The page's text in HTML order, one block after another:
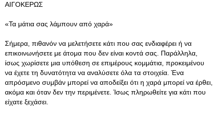
ΑΙΓΟΚΕΡΩΣ
«Τα μάτια σας λάμπουν από χαρά»
Σήμερα, πιθανόν να μελετήσετε κάτι που σας ενδιαφέρει ή να
επικοινωνήσετε με άτομα που δεν είναι κοντά σας. Παράλληλα,
ίσως χωρίσετε μια υπόθεση σε επιμέρους κομμάτια, προκειμένου
να έχετε τη δυνατότητα να αναλύσετε όλα τα στοιχεία. Ένα
απρόσμενο συμβάν μπορεί να αποδείξει ότι η χαρά μπορεί να έρθει,
ακόμα και όταν δεν την περιμένετε. Ίσως πληρωθείτε για κάτι που
είχατε ξεχάσει.